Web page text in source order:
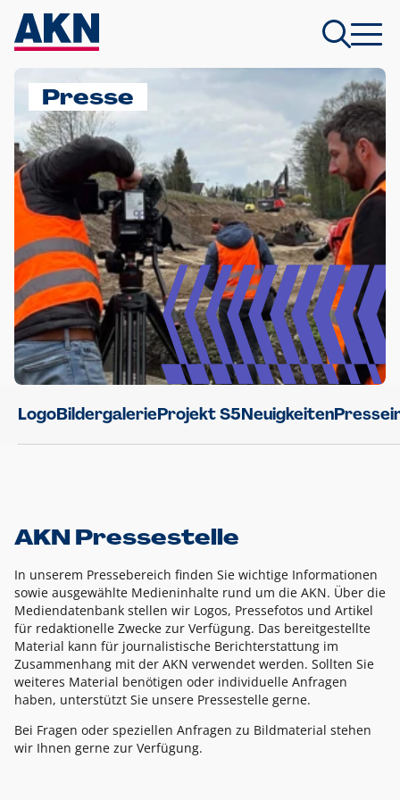
Presse
LogoBildergalerieProjekt S5Neuigkeiten
AKN Pressestelle
In unserem Pressebereich finden Sie wichtige Informationen
sowie ausgewählte Medieninhalte rund um die AKN. Über die
Mediendatenbank stellen wir Logos, Pressefotos und Artikel
für redaktionelle Zwecke zur Verfügung. Das bereitgestellte
Material kann für journalistische Berichterstattung im
Zusammenhang mit der AKN verwendet werden. Sollten Sie
weiteres Material benötigen oder individuelle Anfragen
haben, unterstützt Sie unsere Pressestelle gerne.
Bei Fragen oder speziellen Anfragen zu Bildmaterial stehen
wir Ihnen gerne zur Verfügung.